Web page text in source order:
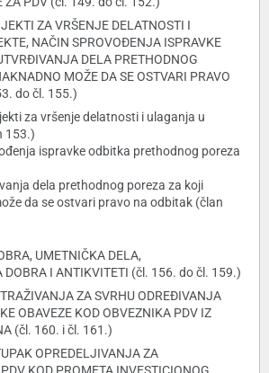
ZA VRŠENJE DELATNOSTI I
NAČIN SPROVOĐENJA ISPRAVKE
DELA PRETHODNOG
MOŽE DA SE OSTVARI PRAVO
do čl. 155.)
za vršenje delatnosti i ulaganja u
153.)
ispravke odbitka prethodnog poreza
dela prethodnog poreza za koji
da se ostvari pravo na odbitak (član
UMETNIČKA DELA,
DOBRA I ANTIKVITETI (čl. 156. do čl. 159.)
ZA SVRHU ODREĐIVANJA
OBAVEZE KOD OBVEZNIKA PDV IZ
(čl. 160. i čl. 161.)
OPREDELJIVANJA ZA